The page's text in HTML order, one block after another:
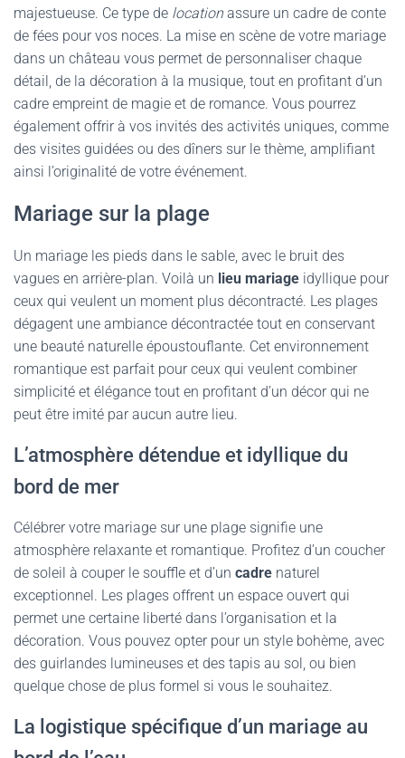
majestueuse. Ce type de locationassure un cadre de conte
de fées pour vos noces. La mise en scène de votre mariage
dans un château vous permet de personnaliser chaque
détail, de la décoration à la musique, tout en profitant d’un
cadre empreint de magie et de romance. Vous pourrez
également offrir à vos invités des activités uniques, comme
des visites guidées ou des dîners sur le thème, amplifiant
ainsi l’originalité de votre événement.
Mariage sur la plage
Un mariage les pieds dans le sable, avec le bruit des
vagues en arrière-plan. Voilà un lieu mariage idyllique pour
ceux qui veulent un moment plus décontracté. Les plages
dégagent une ambiance décontractée tout en conservant
une beauté naturelle époustouflante. Cet environnement
romantique est parfait pour ceux qui veulent combiner
simplicité et élégance tout en profitant d’un décor qui ne
peut être imité par aucun autre lieu.
L’atmosphère détendue et idyllique du
bord de mer
Célébrer votre mariage sur une plage signifie une
atmosphère relaxante et romantique. Profitez d’un coucher
de soleil à couper le souffle et d’un cadre naturel
exceptionnel. Les plages offrent un espace ouvert qui
permet une certaine liberté dans l’organisation et la
décoration. Vous pouvez opter pour un style bohème, avec
des guirlandes lumineuses et des tapis au sol, ou bien
quelque chose de plus formel si vous le souhaitez.
La logistique spécifique d’un mariage au